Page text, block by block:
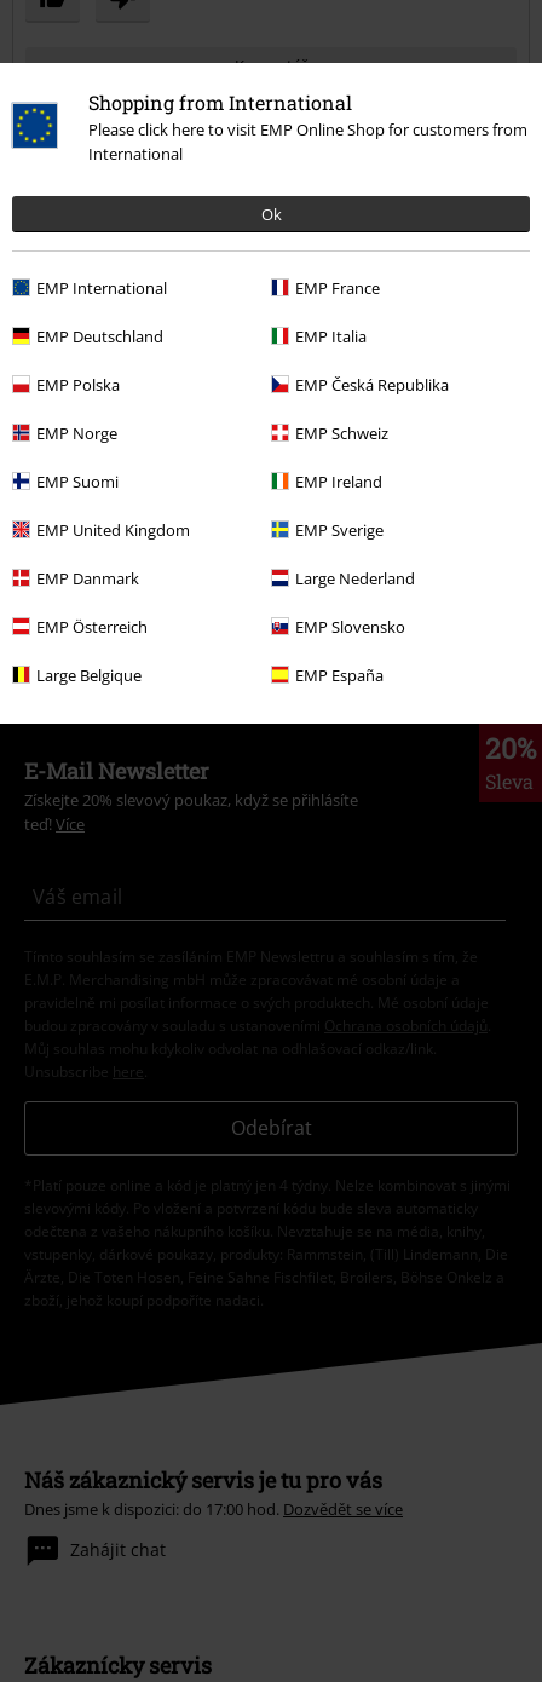
Shopping from International
Please click here to visit EMP Online Shop for customers from
International
Ok
EMP International EMP France
EMP Deutschland EMP Italia
EMP Polska EMP Česká Republika
EMP Norge EMP Schweiz
EMP Suomi EMP Ireland
EMP United Kingdom EMP Sverige
EMP Danmark Large Nederland
EMP Österreich EMP Slovensko
Large Belgique EMP España
Komentář
3 Hodnocení
Publikováno: Pondělí, 02.12.2019
Dobrá koupě
velice pohodlné.
Ověřená recenze
Pomohlo Vám toto hodnocení?
Komentář
20%
Sleva
E-Mail Newsletter
Získejte 20% slevový poukaz, když se přihlásíte
teď! Více
Tímto souhlasím se zasíláním EMP Newslettru a souhlasím s tím, že
E.M.P. Merchandising mbH může zpracovávat mé osobní údaje a
pravidelně mi posílat informace o svých produktech. Mé osobní údaje
budou zpracovány v souladu s ustanoveními
Ochrana osobních údajů
Můj souhlas mohu kdykoliv odvolat na odhlašovací odkaz/link.
Unsubscribe here
Odebírat
*Platí pouze online a kód je platný jen 4 týdny. Nelze kombinovat s jinými
slevovými kódy. Po vložení a potvrzení kódu bude sleva automaticky
odečtena z vašeho nákupního košíku. Nevztahuje se na média, knihy,
vstupenky, dárkové poukazy, produkty: Rammstein, (Till) Lindemann, Die
Ärzte, Die Toten Hosen, Feine Sahne Fischfilet, Broilers, Böhse Onkelz a
zboží, jehož koupí podpoříte nadaci.
Náš zákaznický servis je tu pro vás
Dnes jsme k dispozici: do 17:00 hod. Dozvědět se více
Zahájit chat
Zákaznícky servis